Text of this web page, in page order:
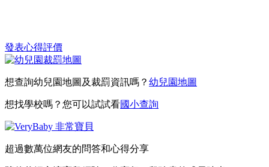
發表心得評價
想查詢幼兒園地圖及裁罰資訊嗎？ 幼兒園地圖
想找學校嗎？您可以試試看國小查詢
超過數萬位網友的問答和心得分享